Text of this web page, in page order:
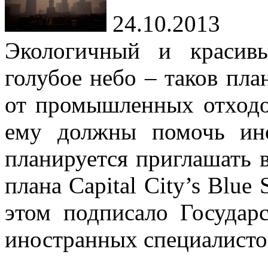
24.10.2013
Экологичный и
голубое небо – таков
от промышленных
ему должны помочь
планируется
плана Capital City’s Blue
этом подписало
иностранных